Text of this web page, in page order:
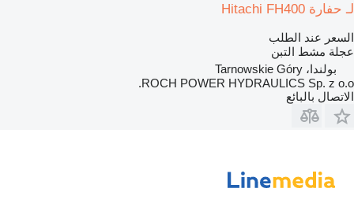
لـ حفارة Hitachi FH400
السعر عند الطلب
عجلة مشط التبن
بولندا، Tarnowskie Góry
ROCH POWER HYDRAULICS Sp. z o.o.
الاتصال بالبائع